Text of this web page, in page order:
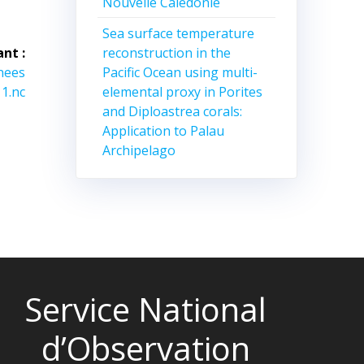
:
Sea surface temperature
reconstruction in the
Pacific Ocean using multi-
elemental proxy in Porites
and Diploastrea corals:
Application to Palau
Archipelago
Service National
d’Observation